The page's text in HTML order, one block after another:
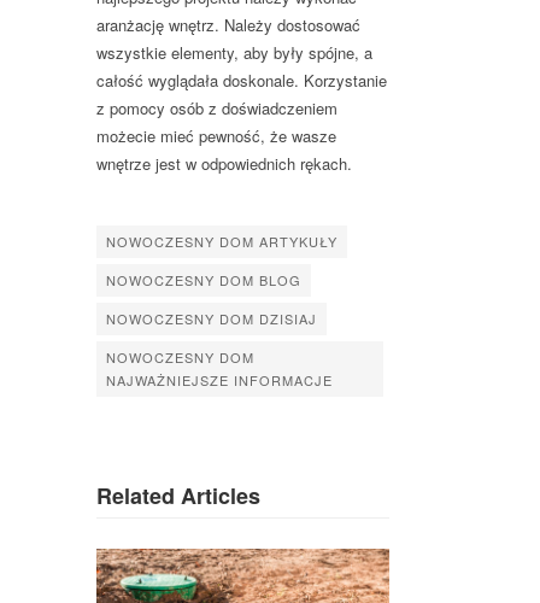
aranżację wnętrz. Należy dostosować
wszystkie elementy, aby były spójne, a
całość wyglądała doskonale. Korzystanie
z pomocy osób z doświadczeniem
możecie mieć pewność, że wasze
wnętrze jest w odpowiednich rękach.
NOWOCZESNY DOM ARTYKUŁY
NOWOCZESNY DOM BLOG
NOWOCZESNY DOM DZISIAJ
NOWOCZESNY DOM
NAJWAŻNIEJSZE INFORMACJE
Related Articles